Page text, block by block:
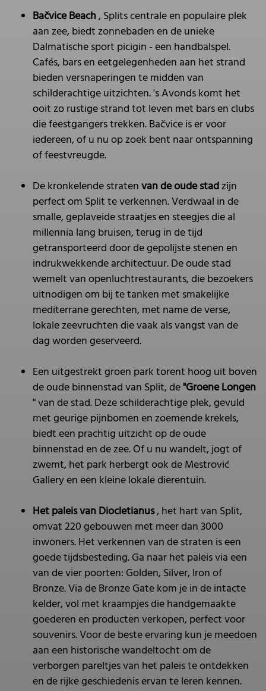
Bačvice Beach, Splits centrale en populaire plek
aan zee, biedt zonnebaden en de unieke
Dalmatische sport picigin - een handbalspel.
Cafés, bars en eetgelegenheden aan het strand
bieden versnaperingen te midden van
schilderachtige uitzichten. 's Avonds komt het
ooit zo rustige strand tot leven met bars en clubs
die feestgangers trekken. Bačvice is er voor
iedereen, of u nu op zoek bent naar ontspanning
of feestvreugde.
De kronkelende stratenvan de oude stadzijn
perfect om Split te verkennen. Verdwaal in de
smalle, geplaveide straatjes en steegjes die al
millennia lang bruisen, terug in de tijd
getransporteerd door de gepolijste stenen en
indrukwekkende architectuur. De oude stad
wemelt van openluchtrestaurants, die bezoekers
uitnodigen om bij te tanken met smakelijke
mediterrane gerechten, met name de verse,
lokale zeevruchten die vaak als vangst van de
dag worden geserveerd.
Een uitgestrekt groen park torent hoog uit boven
de oude binnenstad van Split, de"Groene Longen
" van de stad. Deze schilderachtige plek, gevuld
met geurige pijnbomen en zoemende krekels,
biedt een prachtig uitzicht op de oude
binnenstad en de zee. Of u nu wandelt, jogt of
zwemt, het park herbergt ook de Mestrović
Gallery en een kleine lokale dierentuin.
Het paleis van Diocletianus, het hart van Split,
omvat 220 gebouwen met meer dan 3000
inwoners. Het verkennen van de straten is een
goede tijdsbesteding. Ga naar het paleis via een
van de vier poorten: Golden, Silver, Iron of
Bronze. Via de Bronze Gate kom je in de intacte
kelder, vol met kraampjes die handgemaakte
goederen en producten verkopen, perfect voor
souvenirs. Voor de beste ervaring kun je meedoen
aan een historische wandeltocht om de
verborgen pareltjes van het paleis te ontdekken
en de rijke geschiedenis ervan te leren kennen.